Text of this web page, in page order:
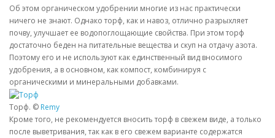
Об этом органическом удобрении многие из нас практически
ничего не знают. Однако торф, как и навоз, отлично разрыхляет
почву, улучшает ее водопоглощающие свойства. При этом торф
достаточно беден на питательные вещества и скуп на отдачу азота.
Поэтому его и не используют как единственный вид вносимого
удобрения, а в основном, как компост, комбинируя с
органическими и минеральными добавками.
Торф. © Remy
Кроме того, не рекомендуется вносить торф в свежем виде, а только
после выветривания, так как в его свежем варианте содержатся